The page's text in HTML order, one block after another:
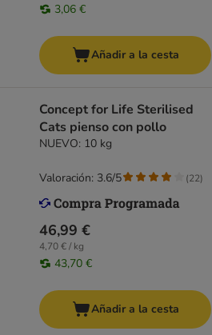
3,06 €
Añadir a la cesta
Concept for Life Sterilised
Cats pienso con pollo
NUEVO: 10 kg
46,99 €
4,70 € / kg
43,70 €
Valoración: 3.6/5 (22)
Añadir a la cesta